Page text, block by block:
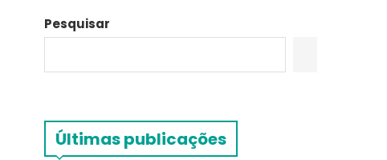
Pesquisar
Últimas publicações